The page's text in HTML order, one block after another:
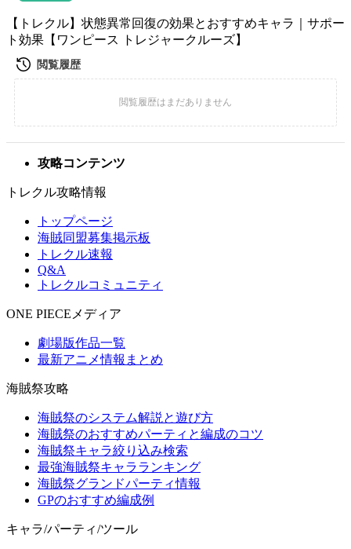
【トレクル】状態異常回復の効果とおすすめキャラ｜サポー
ト効果【ワンピース トレジャークルーズ】
攻略コンテンツ
トレクル攻略情報
トップページ
海賊同盟募集掲示板
トレクル速報
Q&A
トレクルコミュニティ
ONE PIECEメディア
劇場版作品一覧
最新アニメ情報まとめ
海賊祭攻略
海賊祭のシステム解説と遊び方
海賊祭のおすすめパーティと編成のコツ
海賊祭キャラ絞り込み検索
最強海賊祭キャラランキング
海賊祭グランドパーティ情報
GPのおすすめ編成例
キャラ/パーティ/ツール